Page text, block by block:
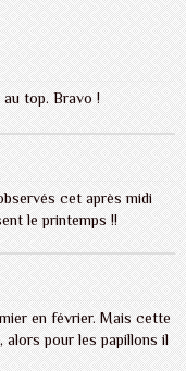
top. Bravo !
cet après midi
le printemps !!
en février. Mais cette
alors pour les papillons il